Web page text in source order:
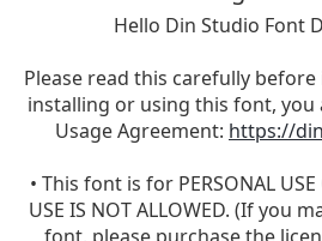
Hello Din Studio Font
Please read this carefully
installing or using this font,
Usage Agreement: https://
• This font is for PERSONAL
USE IS NOT ALLOWED. (If you